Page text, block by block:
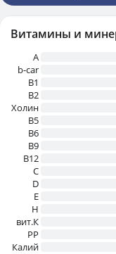
Витамины и
A
b-car
В1
B2
Холин
B5
B6
B9
B12
C
D
E
H
вит.К
PP
Калий